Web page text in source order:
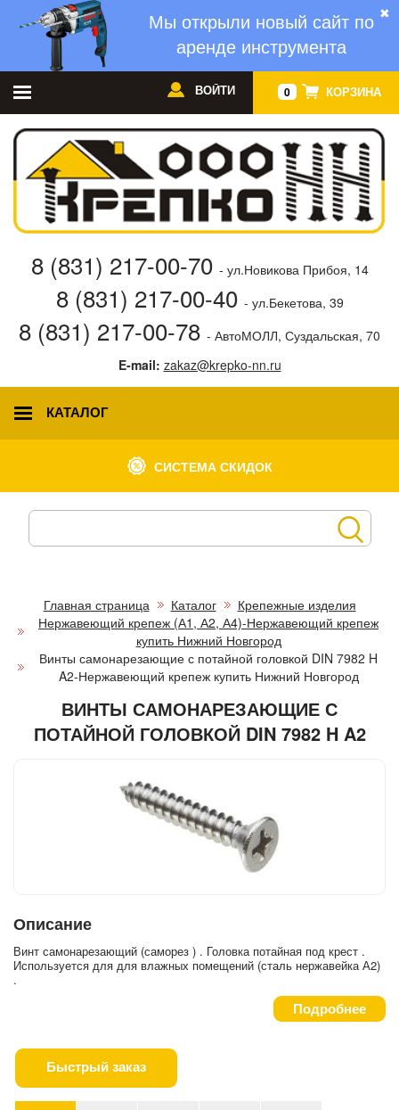
✖
Мы открыли новый сайт по
аренде инструмента
0 КОРЗИНА
ВОЙТИ
8 (831) 217-00-70 - ул.Новикова Прибоя, 14
8 (831) 217-00-40 - ул.Бекетова, 39
8 (831) 217-00-78 - АвтоМОЛЛ, Суздальская, 70
E-mail: zakaz@krepko-nn.ru
КАТАЛОГ
СИСТЕМА СКИДОК
Главная страница Каталог
Крепежные изделия
Нержавеющий крепеж (А1, А2, А4)-Нержавеющий крепеж
купить Нижний Новгород
Винты самонарезающие с потайной головкой DIN 7982 H
A2-Нержавеющий крепеж купить Нижний Новгород
ВИНТЫ САМОНАРЕЗАЮЩИЕ С
ПОТАЙНОЙ ГОЛОВКОЙ DIN 7982 H A2
Описание
Винт самонарезающий (саморез ) . Головка потайная под крест .
Используется для для влажных помещений (сталь нержавейка А2)
.
Подробнее
Быстрый заказ